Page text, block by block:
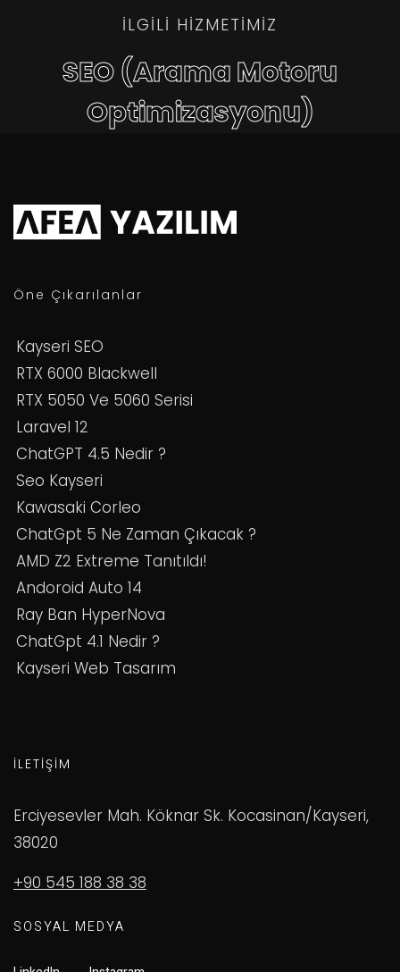
İLGILI HIZMETIMIZ
SEO (Arama Motoru
Optimizasyonu)
Öne Çıkarılanlar
Kayseri SEO
RTX 6000 Blackwell
RTX 5050 Ve 5060 Serisi
Laravel 12
ChatGPT 4.5 Nedir ?
Seo Kayseri
Kawasaki Corleo
ChatGpt 5 Ne Zaman Çıkacak ?
AMD Z2 Extreme Tanıtıldı!
Andoroid Auto 14
Ray Ban HyperNova
ChatGpt 4.1 Nedir ?
Kayseri Web Tasarım
İLETIŞIM
Erciyesevler Mah. Köknar Sk. Kocasinan/Kayseri,
38020
+90 545 188 38 38
SOSYAL MEDYA